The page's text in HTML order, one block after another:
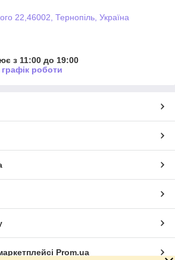
22,46002, Тернопіль, Україна
з 11:00 до 19:00
роботи
Prom.ua